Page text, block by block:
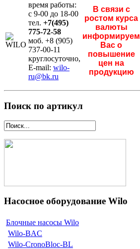
время работы:
с 9-00 до 18-00
тел. +7(495)
775-72-58
моб. +8 (905)
737-00-11
круглосуточно,
E-mail: wilo-
ru@bk.ru
В связи с
ростом курса
валюты
информируем
Вас о
повышение
цен на
продукцию
Поиск по артикул
Насосное оборудование Wilo
Блочные насосы Wilo
Wilo-BAC
Wilo-CronoBloc-BL